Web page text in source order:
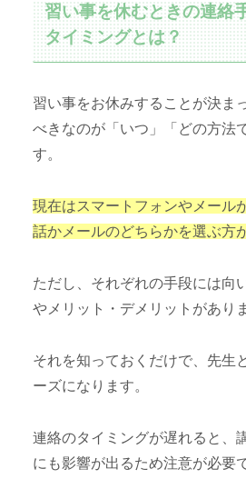
習い事を休むときの連絡
タイミングとは？
習い事をお休みすることが決ま
べきなのが「いつ」「どの方法
す。
現在はスマートフォンやメール
話かメールのどちらかを選ぶ方
ただし、それぞれの手段には向
やメリット・デメリットがあり
それを知っておくだけで、先生
ーズになります。
連絡のタイミングが遅れると、
にも影響が出るため注意が必要